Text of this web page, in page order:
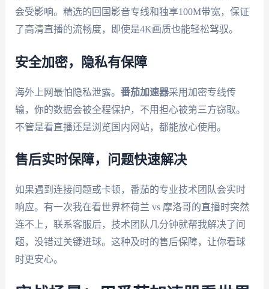
会受影响。精选的回国影音专线和独享100M带宽，保证
了高清直播的流畅度，即使是4K画质也能轻松驾驭。
安全加密，隐私有保障
海外上网最怕隐私泄露。 番茄加速器采用加密专线传
输，你的数据会被全程保护，不用担心被第三方窃取。
不管是看直播还是浏览国内网站，都能放心使用。
售后实时保障，问题快速解决
如果遇到连接问题或卡顿，番茄的专业技术团队会实时
响应。有一次我在看世界杯荷兰 vs 摩洛哥的直播时突然
连不上，联系客服后，技术团队几分钟就帮我解决了问
题，没错过关键进球。这种及时的售后保障，让你看球
时更安心。